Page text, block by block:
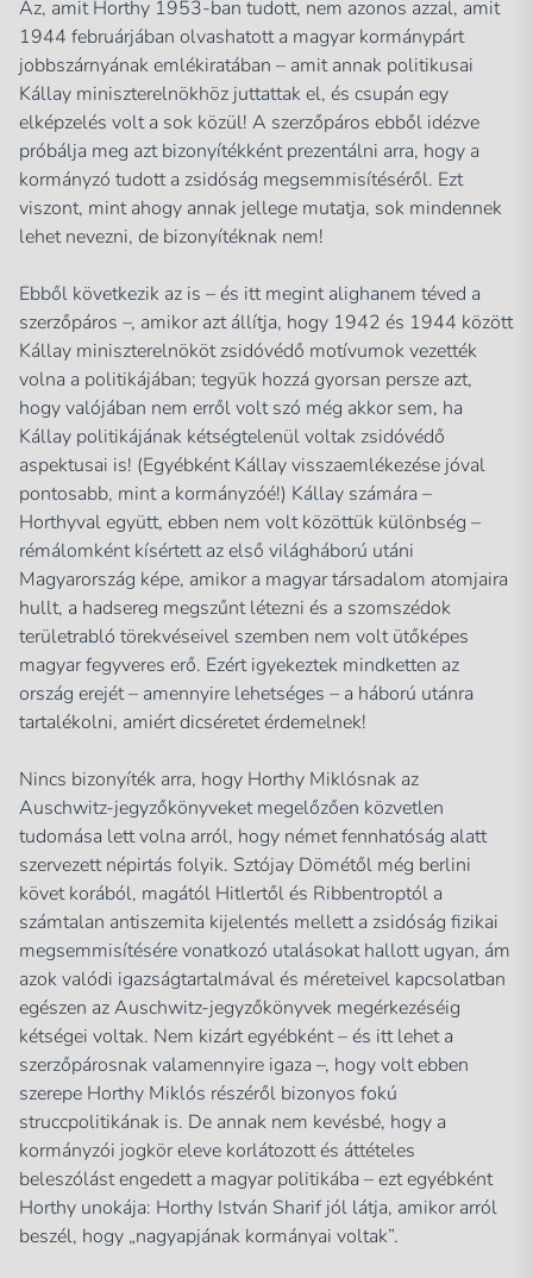
Az, amit Horthy 1953-ban tudott, nem azonos azzal, amit
1944 februárjában olvashatott a magyar kormánypárt
jobbszárnyának emlékiratában – amit annak politikusai
Kállay miniszterelnökhöz juttattak el, és csupán egy
elképzelés volt a sok közül! A szerzőpáros ebből idézve
próbálja meg azt bizonyítékként prezentálni arra, hogy a
kormányzó tudott a zsidóság megsemmisítéséről. Ezt
viszont, mint ahogy annak jellege mutatja, sok mindennek
lehet nevezni, de bizonyítéknak nem!
Ebből következik az is – és itt megint alighanem téved a
szerzőpáros –, amikor azt állítja, hogy 1942 és 1944 között
Kállay miniszterelnököt zsidóvédő motívumok vezették
volna a politikájában; tegyük hozzá gyorsan persze azt,
hogy valójában nem erről volt szó még akkor sem, ha
Kállay politikájának kétségtelenül voltak zsidóvédő
aspektusai is! (Egyébként Kállay visszaemlékezése jóval
pontosabb, mint a kormányzóé!) Kállay számára –
Horthyval együtt, ebben nem volt közöttük különbség –
rémálomként kísértett az első világháború utáni
Magyarország képe, amikor a magyar társadalom atomjaira
hullt, a hadsereg megszűnt létezni és a szomszédok
területrabló törekvéseivel szemben nem volt ütőképes
magyar fegyveres erő. Ezért igyekeztek mindketten az
ország erejét – amennyire lehetséges – a háború utánra
tartalékolni, amiért dicséretet érdemelnek!
Nincs bizonyíték arra, hogy Horthy Miklósnak az
Auschwitz-jegyzőkönyveket megelőzően közvetlen
tudomása lett volna arról, hogy német fennhatóság alatt
szervezett népirtás folyik. Sztójay Dömétől még berlini
követ korából, magától Hitlertől és Ribbentroptól a
számtalan antiszemita kijelentés mellett a zsidóság fizikai
megsemmisítésére vonatkozó utalásokat hallott ugyan, ám
azok valódi igazságtartalmával és méreteivel kapcsolatban
egészen az Auschwitz-jegyzőkönyvek megérkezéséig
kétségei voltak. Nem kizárt egyébként – és itt lehet a
szerzőpárosnak valamennyire igaza –, hogy volt ebben
szerepe Horthy Miklós részéről bizonyos fokú
struccpolitikának is. De annak nem kevésbé, hogy a
kormányzói jogkör eleve korlátozott és áttételes
beleszólást engedett a magyar politikába – ezt egyébként
Horthy unokája: Horthy István Sharif jól látja, amikor arról
beszél, hogy „nagyapjának kormányai voltak”.